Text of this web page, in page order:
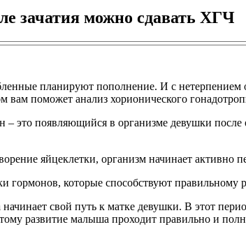
зачатия можно сдавать ХГЧ
планируют пополнение. И с
вам поможет анализ хорионического
– это появляющийся в организме девушки
яйцеклетки, организм начинает активно
гормонов, которые способствуют правильному
свой путь к матке девушки. В этот
развитие малыша проходит правильно и